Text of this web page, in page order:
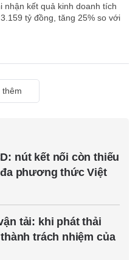
nhận kết quả kinh doanh tích
tỷ đồng, tăng 25% so với
thêm
nút kết nối còn thiếu
phương thức Việt
tải: khi phát thải
trách nhiệm của